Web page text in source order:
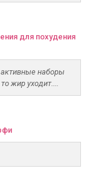
для похудения
активные наборы
жир уходит....